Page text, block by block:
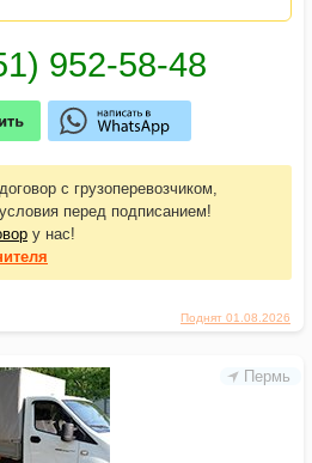
Поднят 01.08.2026
с грузоперевозчиком,
перед подписанием!
у нас!
Пермь